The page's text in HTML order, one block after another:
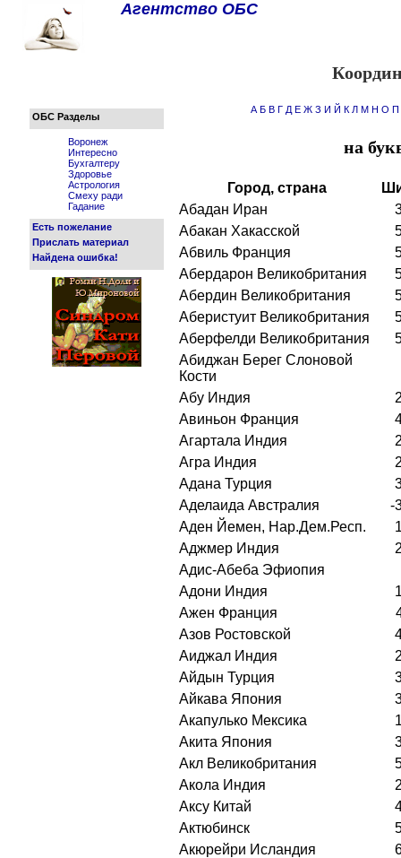
Агентство ОБС
ОБС Разделы
Воронеж
Интересно
Бухгалтеру
Здоровье
Астрология
Смеху ради
Гадание
Есть пожелание
Прислать материал
Найдена ошибка!
А Б В Г Д Е Ж З И Й К Л М Н О П
на
Город, страна
Абадан Иран
Абакан Хакасской
Абвиль Франция
Абердарон Великобритания
Абердин Великобритания
Аберистуит Великобритания
Аберфелди Великобритания
Абиджан Берег Слоновой
Кости
Абу Индия
Авиньон Франция
Агартала Индия
Агра Индия
Адана Турция
Аделаида Австралия
-
Аден Йемен, Нар.Дем.Респ.
Аджмер Индия
Адис-Абеба Эфиопия
Адони Индия
Ажен Франция
Азов Ростовской
Аиджал Индия
Айдын Турция
Айкава Япония
Акапулько Мексика
Акита Япония
Акл Великобритания
Акола Индия
Аксу Китай
Актюбинск
Акюрейри Исландия